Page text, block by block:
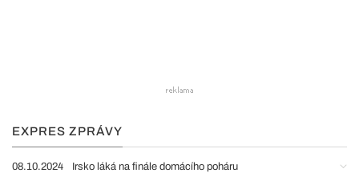
EXPRES ZPRÁVY
08.10.2024 Irsko láká na finále domácího poháru